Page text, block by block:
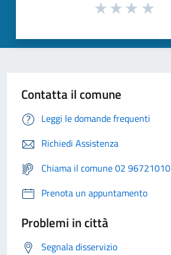
Contatta il comune
Leggi le domande frequenti
Richiedi Assistenza
Chiama il comune 02 96721010
Prenota un appuntamento
Problemi in città
Segnala disservizio